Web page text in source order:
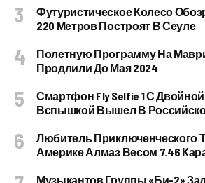
Футуристическое Колесо
220 Метров Построят В Сеуле
Полетную Программу На
Продлили До Мая 2024
Смартфон Fly Selfie 1 С
Вспышкой Вышел В
Любитель Приключенческого
Америке Алмаз Весом 7.46
Музыкантов Группы «Би-2»